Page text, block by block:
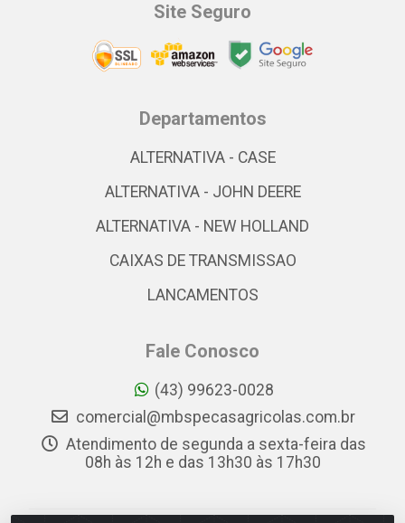
Site Seguro
Departamentos
ALTERNATIVA - CASE
ALTERNATIVA - JOHN DEERE
ALTERNATIVA - NEW HOLLAND
CAIXAS DE TRANSMISSAO
LANCAMENTOS
Fale Conosco
(43) 99623-0028
comercial@mbspecasagricolas.com.br
Atendimento de segunda a sexta-feira das
08h às 12h e das 13h30 às 17h30